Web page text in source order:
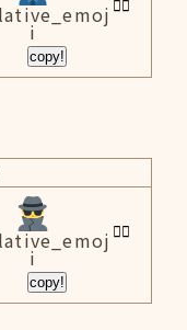
i
copy!
i
copy!